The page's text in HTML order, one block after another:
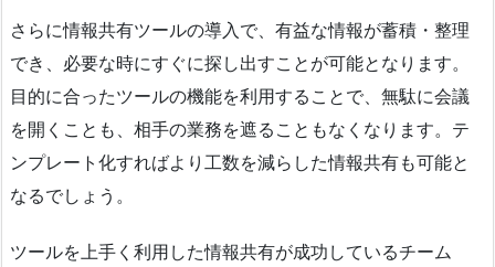
さらに情報共有ツールの導入で、有益な情報が蓄積・整理
でき、必要な時にすぐに探し出すことが可能となります。
目的に合ったツールの機能を利用することで、無駄に会議
を開くことも、相手の業務を遮ることもなくなります。テ
ンプレート化すればより工数を減らした情報共有も可能と
なるでしょう。
ツールを上手く利用した情報共有が成功しているチーム